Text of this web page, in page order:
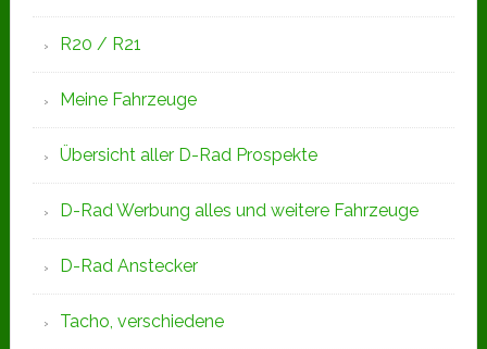
R20 / R21
Meine Fahrzeuge
Übersicht aller D-Rad Prospekte
D-Rad Werbung alles und weitere Fahrzeuge
D-Rad Anstecker
Tacho, verschiedene